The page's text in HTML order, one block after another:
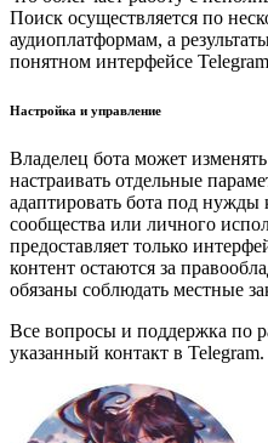
Поиск осуществляется по
аудиоплатформам, а
понятном интерфейсе
Настройка и управление
Владелец бота может
настраивать отдельные
адаптировать бота под нужды
сообщества или личного
предоставляет только
контент остаются за
обязаны соблюдать местные
Все вопросы и поддержка по
указанный контакт в Telegram.